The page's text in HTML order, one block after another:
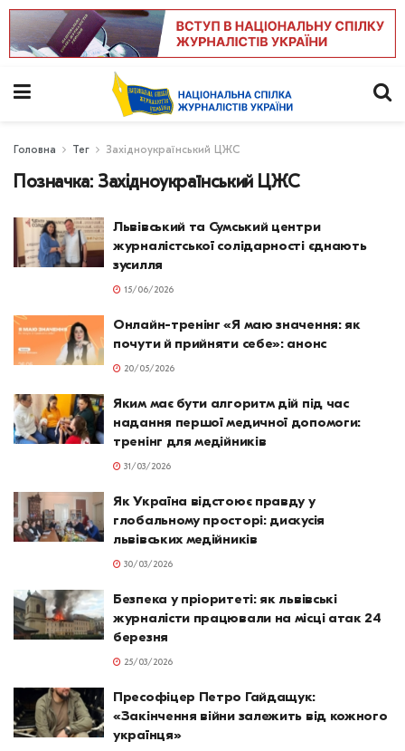
Головна Тег Західноукраїнський ЦЖС
Позначка: Західноукраїнський ЦЖС
Львівський та Сумський центри
журналістської солідарності єднають
зусилля
15/06/2026
Онлайн-тренінг «Я маю значення: як
почути й прийняти себе»: анонс
20/05/2026
Яким має бути алгоритм дій під час
надання першої медичної допомоги:
тренінг для медійників
31/03/2026
Як Україна відстоює правду у
глобальному просторі: дискусія
львівських медійників
30/03/2026
Безпека у пріоритеті: як львівські
журналісти працювали на місці атак 24
березня
25/03/2026
Пресофіцер Петро Гайдащук:
«Закінчення війни залежить від кожного
українця»